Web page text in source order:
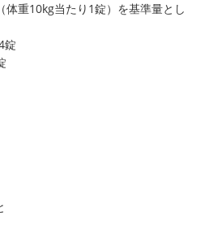
重10kg当たり1錠）を基準量とし
錠